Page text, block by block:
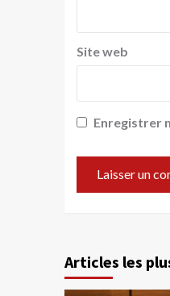
Site web
Enregistrer
Articles les